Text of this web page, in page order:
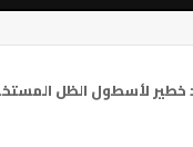
خطير لأسطول الظل